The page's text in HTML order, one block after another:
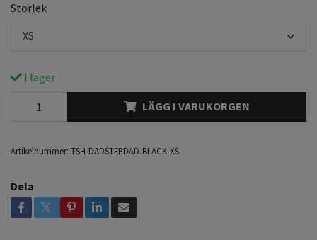
Storlek
XS
I lager
LÄGG I VARUKORGEN
Artikelnummer: TSH-DADSTEPDAD-BLACK-XS
Dela